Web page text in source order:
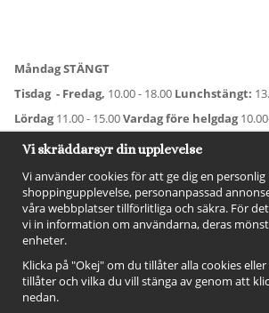
Måndag STÄNGT
Tisdag - Fredag, 10.00 - 18.00 Lunchstängt:
Lördag11.00 - 15.00Vardag före helgdag
För avvikande öppettider:
Titta här
Vi skräddarsyr din upplevelse
Vi använder cookies för att ge dig en personlig
shoppingupplevelse, personanpassad
våra webbplatser tillförlitliga och säkra. För
vi in information om användarna, deras
enheter.
Klicka på "Okej" om du tillåter alla cookies
tillåter och vilka du vill stänga av genom att
nedan.